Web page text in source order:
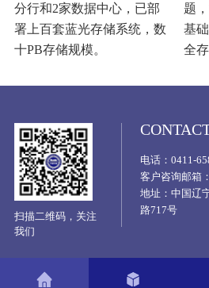
分行和2家数据中心，已部
署上百套蓝光存储系统，数
十PB存储规模。
题
基
全存
扫描二维码，关注
我们
电话：0411-
客户咨询邮箱
地址：中国辽
路717号